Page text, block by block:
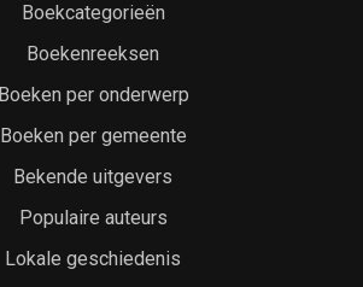
Boekcategorieën
Boekenreeksen
Boeken per onderwerp
Boeken per gemeente
Bekende uitgevers
Populaire auteurs
Lokale geschiedenis